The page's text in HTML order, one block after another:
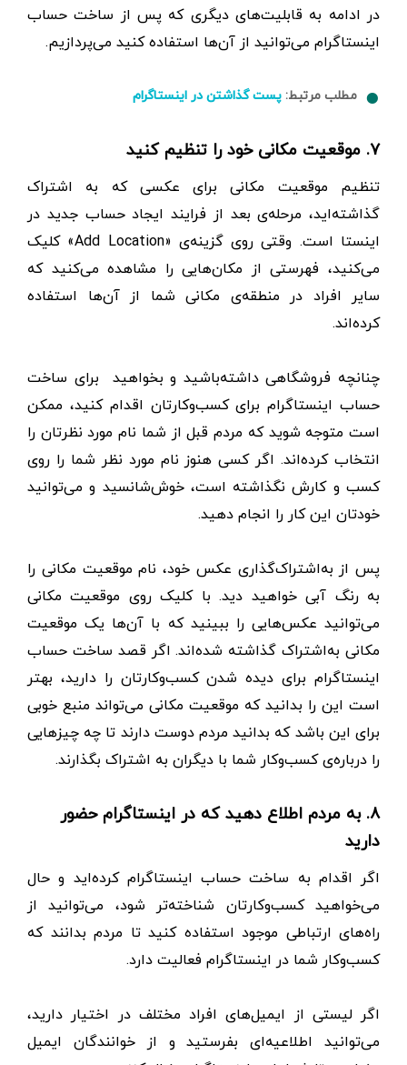
در ادامه به قابلیت‌های دیگری که پس از ساخت حساب
اینستاگرام می‌توانید از آن‌ها استفاده کنید می‌پردازیم.
مطلب مرتبط: پست گذاشتن در اینستاگرام
۷. موقعیت مکانی خود را تنظیم کنید
تنظیم موقعیت مکانی برای عکسی که به اشتراک
گذاشته‌اید، مرحله‌ی بعد از فرایند ایجاد حساب جدید در
اینستا است. وقتی روی گزینه‌ی «Add Location» کلیک
می‌کنید، فهرستی از مکان‌هایی را مشاهده می‌کنید که
سایر افراد در منطقه‌ی مکانی شما از آن‌ها استفاده
کرده‌اند.
چنانچه فروشگاهی داشته‌باشید و بخواهید برای ساخت
حساب اینستاگرام برای کسب‌و‌کارتان اقدام کنید، ممکن
است متوجه شوید که مردم قبل از شما نام مورد نظرتان را
انتخاب کرده‌اند. اگر کسی هنوز نام مورد نظر شما را روی
کسب و کارش نگذاشته است، خوش‌شانسید و می‌توانید
خودتان این کار را انجام دهید.
پس از به‌اشتراک‌گذاری عکس خود، نام موقعیت مکانی را
به رنگ آبی خواهید دید. با کلیک روی موقعیت مکانی
می‌توانید عکس‌هایی را ببینید که با آن‌ها یک موقعیت
مکانی به‌اشتراک‌ گذاشته شده‌اند. اگر قصد ساخت حساب
اینستاگرام برای دیده شدن کسب‌و‌کارتان را دارید، بهتر
است این را بدانید که موقعیت مکانی می‌تواند منبع خوبی
برای این باشد که بدانید مردم دوست دارند تا چه چیز‌هایی
را درباره‌ی کسب‌و‌کار شما با دیگران به اشتراک بگذارند.
۸. به مردم اطلاع دهید که در اینستاگرام حضور
دارید
اگر اقدام به ساخت حساب اینستاگرام کرده‌اید و حال
می‌خواهید کسب‌و‌کارتان شناخته‌تر شود، می‌توانید از
راه‌های ارتباطی موجود استفاده کنید تا مردم بدانند که
کسب‌و‌کار شما در اینستاگرام فعالیت دارد.
اگر لیستی از ایمیل‌های افراد مختلف در اختیار دارید،
می‌توانید اطلاعیه‌ای بفرستید و از خوانندگان ایمیل